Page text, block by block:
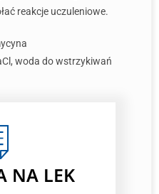
reakcje uczuleniowe.
woda do wstrzykiwań
NA LEK